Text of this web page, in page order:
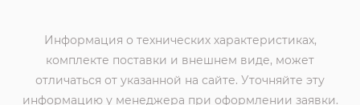
Информация о технических характеристиках,
комплекте поставки и внешнем виде, может
отличаться от указанной на сайте. Уточняйте эту
информацию у менеджера при оформлении заявки.